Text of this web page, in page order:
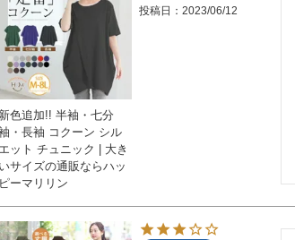
新色追加!! 半袖・七分
・長袖 コクーン シル
エット チュニック | 大き
いサイズの通販ならハッ
ピーマリリン
投稿日 2023/06/12